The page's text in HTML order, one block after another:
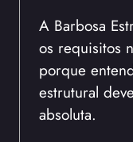
A Barbosa
os requisitos
porque
estrutural
absoluta.